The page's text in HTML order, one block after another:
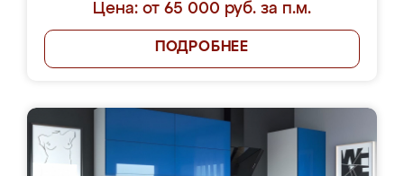
Цена: от 65 000 руб. за п.м.
ПОДРОБНЕЕ